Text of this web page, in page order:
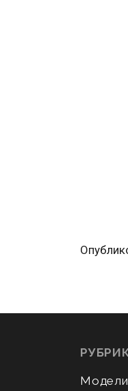
Модели